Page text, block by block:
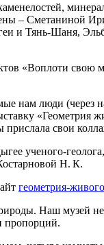
– Сметаниной
и Тянь-Шаня,
«Воплоти
нам люди
«Геометрия
свои
ученого-
Н. К.
геометрия-
Наш музей
пропорций.